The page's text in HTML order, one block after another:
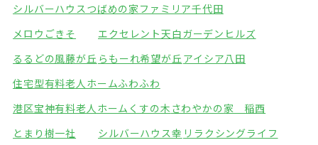
シルバーハウスつばめの家 ファミリア千代田
メロウごきそ
エクセレント天白ガーデンヒルズ
るるどの風藤が丘 らもーれ希望が丘 アイシア八田
住宅型有料老人ホームふわふわ
港区宝神有料老人ホームくすの木 さわやかの家 稲西
とまり樹一社
シルバーハウス幸 リラクシングライフ